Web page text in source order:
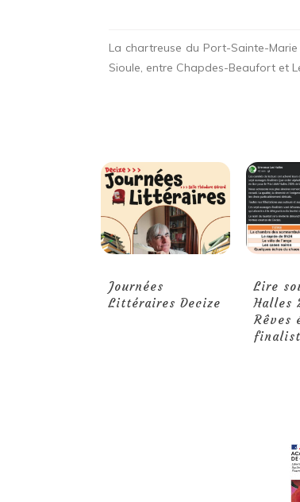
La chartreuse du Port-Sainte-
Sioule, entre Chapdes-Beaufort et
Journées
Littéraires Decize
Lire
Halles
Rêves